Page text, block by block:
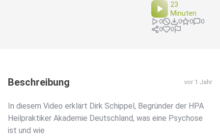
23
Minuten
0 0 0
0
0
0
Beschreibung vor 1 Jahr
In diesem Video erklärt Dirk Schippel, Begründer der HPA
Heilpraktiker Akademie Deutschland, was eine Psychose
ist und wie